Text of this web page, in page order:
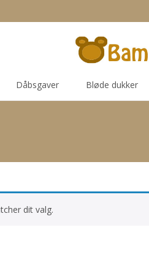
Dåbsgaver Bløde dukker
dit valg.